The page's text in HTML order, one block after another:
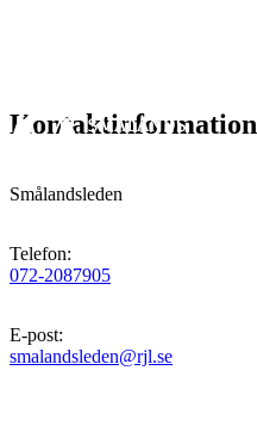
Kontaktinformation
Smålandsleden
Telefon:
072-2087905
E-post:
smalandsleden@rjl.se